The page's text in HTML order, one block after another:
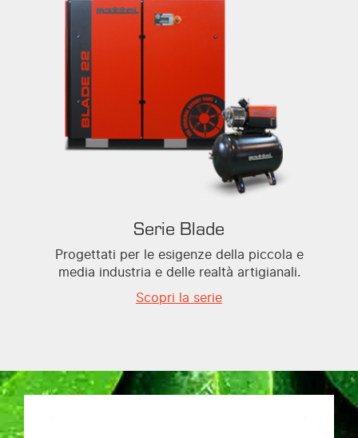
Serie Blade
Progettati per le esigenze della piccola e
media industria e delle realtà artigianali.
Scopri la serie